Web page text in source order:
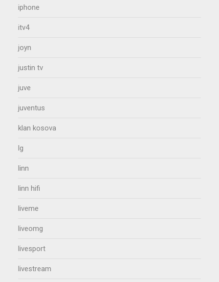
iphone
itv4
joyn
justin tv
juve
juventus
klan kosova
lg
linn
linn hifi
liveme
liveomg
livesport
livestream